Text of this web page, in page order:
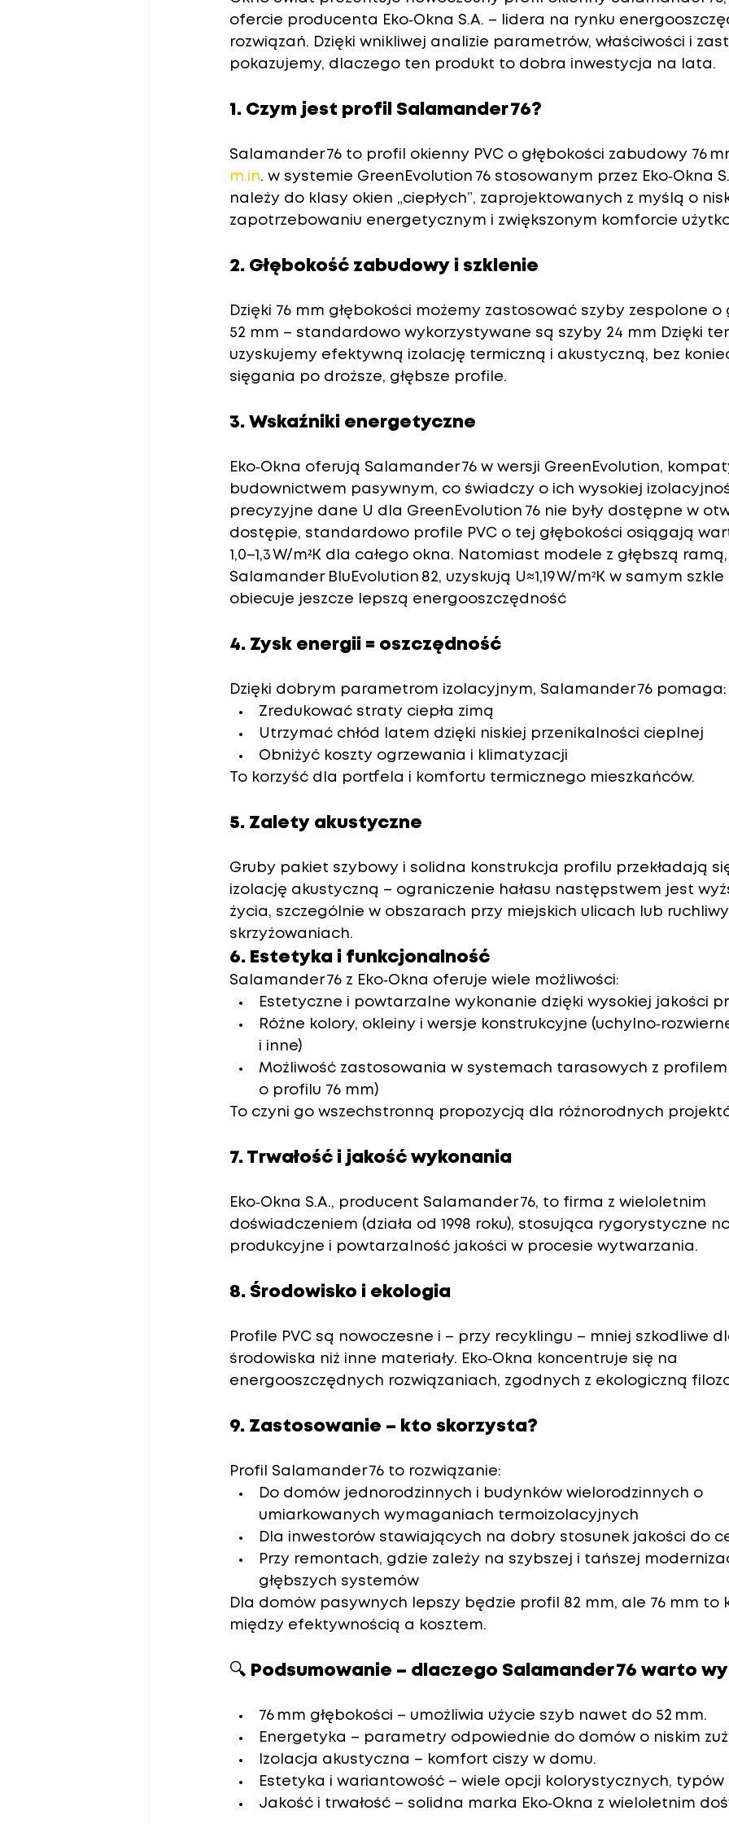
ofercie producenta Eko‑Okna S.A. – lidera na rynku
rozwiązań. Dzięki wnikliwej analizie parametrów, właściwości i
pokazujemy, dlaczego ten produkt to dobra inwestycja na lata.
1. Czym jest profil Salamander 76?
Salamander 76 to profil okienny PVC o głębokości zabudowy 76
m.in. w systemie GreenEvolution 76 stosowanym przez Eko‑Okna
należy do klasy okien „ciepłych”, zaprojektowanych z myślą o
zapotrzebowaniu energetycznym i zwiększonym komforcie
2. Głębokość zabudowy i szklenie
Dzięki 76 mm głębokości możemy zastosować szyby zespolone o
52 mm – standardowo wykorzystywane są szyby 24 mm Dzięki
uzyskujemy efektywną izolację termiczną i akustyczną, bez
sięgania po droższe, głębsze profile.
3. Wskaźniki energetyczne
Eko‑Okna oferują Salamander 76 w wersji GreenEvolution,
budownictwem pasywnym, co świadczy o ich wysokiej
precyzyjne dane U dla GreenEvolution 76 nie były dostępne w
dostępie, standardowo profile PVC o tej głębokości osiągają
1,0–1,3 W/m²K dla całego okna. Natomiast modele z głębszą
Salamander BluEvolution 82, uzyskują U≈1,19 W/m²K w samym szkle
obiecuje jeszcze lepszą energooszczędność
4. Zysk energii = oszczędność
Dzięki dobrym parametrom izolacyjnym, Salamander 76 pomaga:
Zredukować straty ciepła zimą
Utrzymać chłód latem dzięki niskiej przenikalności cieplnej
Obniżyć koszty ogrzewania i klimatyzacji
To korzyść dla portfela i komfortu termicznego mieszkańców.
5. Zalety akustyczne
Gruby pakiet szybowy i solidna konstrukcja profilu przekładają
izolację akustyczną – ograniczenie hałasu następstwem jest
życia, szczególnie w obszarach przy miejskich ulicach lub
skrzyżowaniach.
6. Estetyka i funkcjonalność
Salamander 76 z Eko‑Okna oferuje wiele możliwości:
Estetyczne i powtarzalne wykonanie dzięki wysokiej jakości
Różne kolory, okleiny i wersje konstrukcyjne
i inne)
Możliwość zastosowania w systemach tarasowych z profilem
o profilu 76 mm)
To czyni go wszechstronną propozycją dla różnorodnych
7. Trwałość i jakość wykonania
Eko‑Okna S.A., producent Salamander 76, to firma z wieloletnim
doświadczeniem (działa od 1998 roku), stosująca rygorystyczne
produkcyjne i powtarzalność jakości w procesie wytwarzania.
8. Środowisko i ekologia
Profile PVC są nowoczesne i – przy recyklingu – mniej szkodliwe
środowiska niż inne materiały. Eko‑Okna koncentruje się na
energooszczędnych rozwiązaniach, zgodnych z ekologiczną
9. Zastosowanie – kto skorzysta?
Profil Salamander 76 to rozwiązanie:
Do domów jednorodzinnych i budynków wielorodzinnych o
umiarkowanych wymaganiach termoizolacyjnych
Dla inwestorów stawiających na dobry stosunek jakości do
Przy remontach, gdzie zależy na szybszej i tańszej
głębszych systemów
Dla domów pasywnych lepszy będzie profil 82 mm, ale 76 mm to
między efektywnością a kosztem.
🔍 Podsumowanie – dlaczego Salamander 76 warto
76 mm głębokości – umożliwia użycie szyb nawet do 52 mm.
Energetyka – parametry odpowiednie do domów o niskim
Izolacja akustyczna – komfort ciszy w domu.
Estetyka i wariantowość – wiele opcji kolorystycznych, typów
Jakość i trwałość – solidna marka Eko‑Okna z wieloletnim